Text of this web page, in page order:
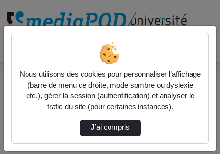
Nous utilisons des cookies pour personnaliser l’affichage
(barre de menu de droite, mode sombre ou dyslexie
etc.), gérer la session (authentification) et analyser le
trafic du site (pour certaines instances).
J’ai compris